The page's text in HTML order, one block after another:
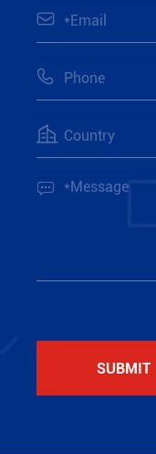




SUBMIT